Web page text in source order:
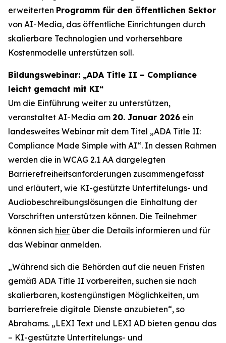
erweiterten Programm für den öffentlichen Sektor
von AI-Media, das öffentliche Einrichtungen durch
skalierbare Technologien und vorhersehbare
Kostenmodelle unterstützen soll.
Bildungswebinar: „ADA Title II – Compliance
leicht gemacht mit KI“
Um die Einführung weiter zu unterstützen,
veranstaltet AI-Media am 20. Januar 2026 ein
landesweites Webinar mit dem Titel „ADA Title II:
Compliance Made Simple with AI“. In dessen Rahmen
werden die in WCAG 2.1 AA dargelegten
Barrierefreiheitsanforderungen zusammengefasst
und erläutert, wie KI-gestützte Untertitelungs- und
Audiobeschreibungslösungen die Einhaltung der
Vorschriften unterstützen können. Die Teilnehmer
können sich hier über die Details informieren und für
das Webinar anmelden.
„Während sich die Behörden auf die neuen Fristen
gemäß ADA Title II vorbereiten, suchen sie nach
skalierbaren, kostengünstigen Möglichkeiten, um
barrierefreie digitale Dienste anzubieten“, so
Abrahams. „LEXI Text und LEXI AD bieten genau das
– KI-gestützte Untertitelungs- und